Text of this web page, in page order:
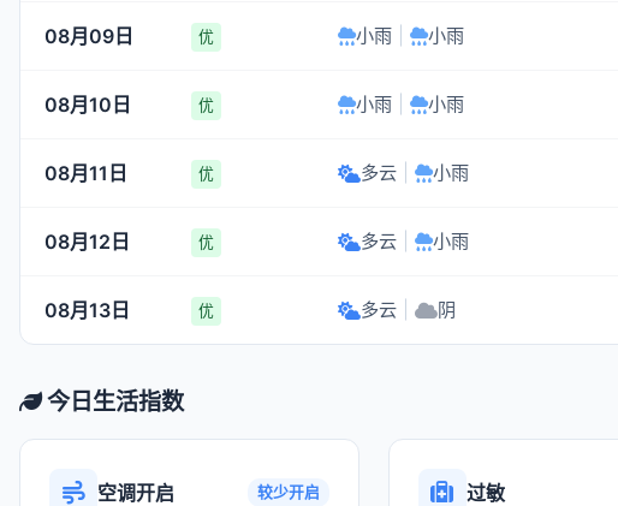
08月09日 优 小雨 小雨
08月10日 优 小雨 小雨
08月11日 优 多云 小雨
08月12日 优 多云 小雨
08月13日 优 多云 阴
今日生活指数
空调开启 较少开启 过敏